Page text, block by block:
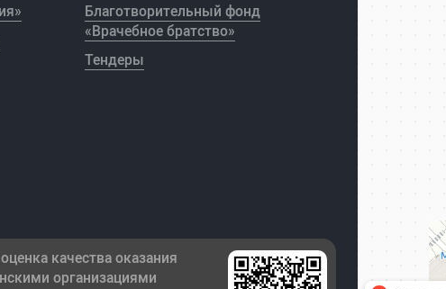
Благотворительный фонд
«Врачебное братство»
Тендеры
качества оказания
организациями